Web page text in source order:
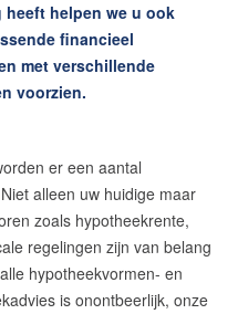
van uw woondroom
heeft helpen we u ook
financieel
met verschillende
voorzien.
er een aantal
alleen uw huidige maar
zoals hypotheekrente,
regelingen zijn van belang
hypotheekvormen- en
is onontbeerlijk, onze